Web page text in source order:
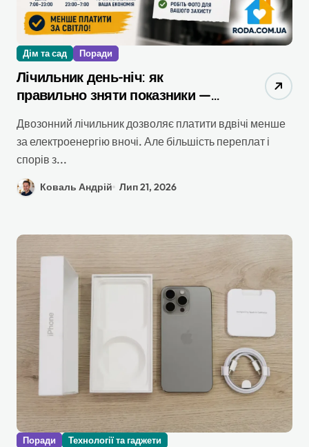
Дім та сад Поради
Лічильник день-ніч: як
правильно зняти показники —
Двозонний лічильник дозволяє платити вдвічі менше
за електроенергію вночі. Але більшість переплат і
спорів з...
Коваль Андрій Лип 21, 2026
Поради Технології та гаджети